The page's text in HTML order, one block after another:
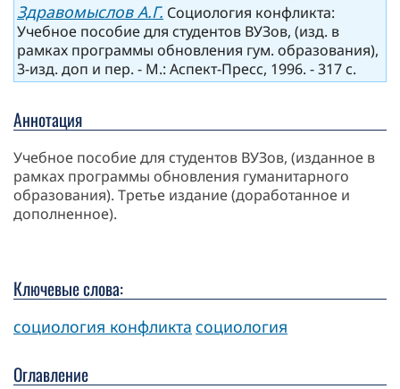
Здравомыслов А.Г. Социология конфликта:
Учебное пособие для студентов ВУЗов, (изд. в
рамках программы обновления гум. образования),
3-изд. доп и пер. - М.: Аспект-Пресс, 1996. - 317 с.
Аннотация
Учебное пособие для студентов ВУЗов, (изданное в
рамках программы обновления гуманитарного
образования). Третье издание (доработанное и
дополненное).
Ключевые слова:
социология конфликта социология
Оглавление